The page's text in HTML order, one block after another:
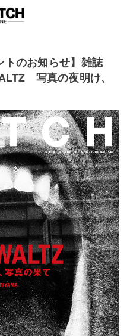
トのお知らせ】雑誌
写真の夜明け、